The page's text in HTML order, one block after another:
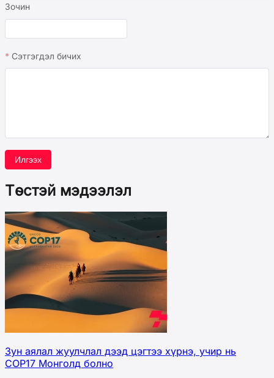
Зочин
Сэтгэгдэл бичих
Илгээх
Төстэй мэдээлэл
Зун аялал жуулчлал дээд цэгтээ хүрнэ, учир нь
COP17 Монголд болно